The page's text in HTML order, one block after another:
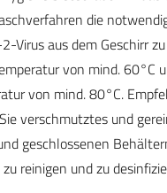
die
Virus aus dem Geschirr
von mind. 60°C
von mind. 80°C.
verschmutztes und
geschlossenen
reinigen und zu